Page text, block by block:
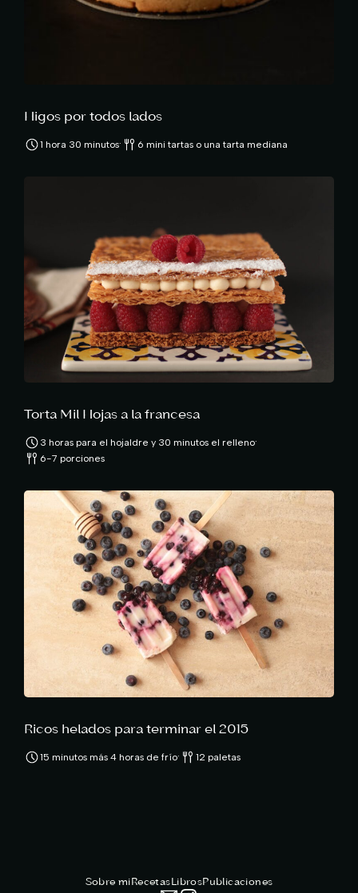
Higos por todos lados
1 hora 30 minutos· 6 mini tartas o una tarta mediana
Torta Mil Hojas a la francesa
3 horas para el hojaldre y 30 minutos el relleno·
6-7 porciones
Ricos helados para terminar el 2015
15 minutos más 4 horas de frío· 12 paletas
Sobre miRecetasLibrosPublicaciones